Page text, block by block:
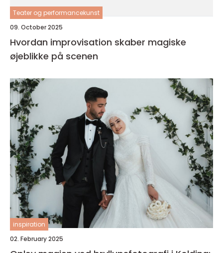
Teater og performancekunst
09. October 2025
Hvordan improvisation skaber magiske
øjeblikke på scenen
inspiration
02. February 2025